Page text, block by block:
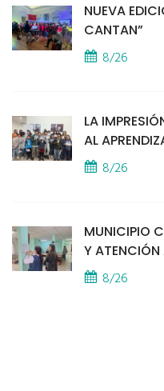
NUEVA
CANTAN”
8/26
LA
AL
8/26
MUNICIPIO
Y ATENCIÓN
PROVINCIAL
8/26